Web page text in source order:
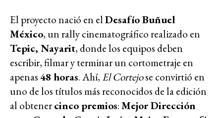
El proyecto nació en elDesafío Buñuel
México, un rally cinematográfico realizado en
Tepic, Nayarit, donde los equipos deben
escribir, filmar y terminar un cortometraje en
apenas48 horas. Ahí, El Cortejose convirtió en
uno de los títulos más reconocidos de la edición
al obtenercinco premios:Mejor Dirección